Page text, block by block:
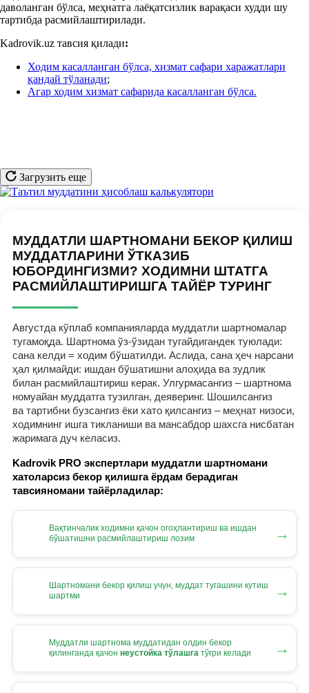
даволанган бўлса, меҳнатга лаёқатсизлик варақаси худди шу
тартибда расмийлаштирилади.
Kadrovik.uz тавсия қилади:
Ходим касалланган бўлса, хизмат сафари харажатлари
қандай тўланади;
Агар ходим хизмат сафарида касалланган бўлса.
Загрузить еще
МУДДАТЛИ ШАРТНОМАНИ БЕКОР ҚИЛИШ
МУДДАТЛАРИНИ ЎТКАЗИБ
ЮБОРДИНГИЗМИ? ХОДИМНИ ШТАТГА
РАСМИЙЛАШТИРИШГА ТАЙЁР ТУРИНГ
Августда кўплаб компанияларда муддатли шартномалар
тугамоқда. Шартнома ўз-ўзидан тугайдигандек туюлади:
сана келди = ходим бўшатилди. Аслида, сана ҳеч нарсани
ҳал қилмайди: ишдан бўшатишни алоҳида ва зудлик
билан расмийлаштириш керак. Улгурмасангиз – шартнома
номуайан муддатга тузилган, деяверинг. Шошилсангиз
ва тартибни бузсангиз ёки хато қилсангиз – меҳнат низоси,
ходимнинг ишга тикланиши ва мансабдор шахсга нисбатан
жаримага дуч келасиз.
Kadrovik PRO экспертлари муддатли шартномани
хатоларсиз бекор қилишга ёрдам берадиган
тавсияномани тайёрладилар:
Вақтинчалик ходимни қачон огоҳлантириш ва ишдан
бўшатишни расмийлаштириш лозим
→
Шартномани бекор қилиш учун, муддат тугашини кутиш
шартми
→
Муддатли шартнома муддатидан олдин бекор
қилинганда қачон неустойка тўлашга тўғри келади →